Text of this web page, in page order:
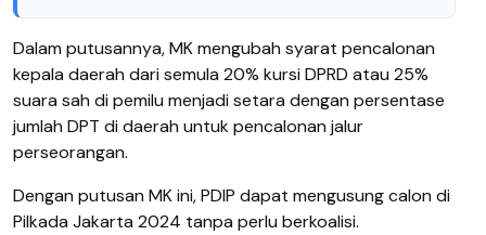
Dalam putusannya, MK mengubah syarat pencalonan
kepala daerah dari semula 20% kursi DPRD atau 25%
suara sah di pemilu menjadi setara dengan persentase
jumlah DPT di daerah untuk pencalonan jalur
perseorangan.
Dengan putusan MK ini, PDIP dapat mengusung calon di
Pilkada Jakarta 2024 tanpa perlu berkoalisi.